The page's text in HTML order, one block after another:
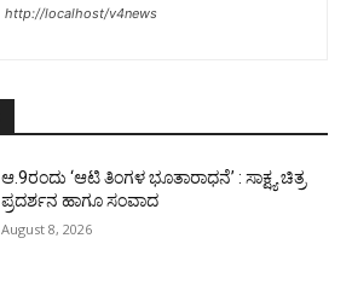
http://localhost/v4news
ಆ.9ರಂದು ‘ಆಟಿ ತಿಂಗಳ ಭೂತಾರಾಧನೆ’ : ಸಾಕ್ಷ್ಯ ಚಿತ್ರ
ಪ್ರದರ್ಶನ ಹಾಗೂ ಸಂವಾದ
August 8, 2026